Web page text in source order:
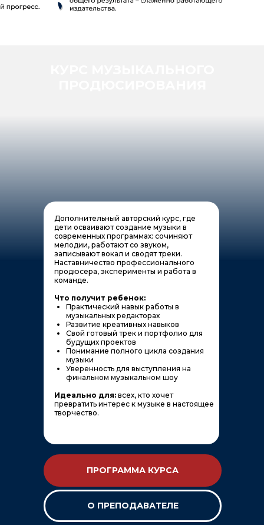
Дополнительный авторский курс, где
дети осваивают создание музыки в
современных программах: сочиняют
мелодии, работают со звуком,
записывают вокал и сводят треки.
Наставничество профессионального
продюсера, эксперименты и работа в
команде.
Что получит ребенок:
Практический навык работы в
музыкальных редакторах
Развитие креативных навыков
Свой готовый трек и портфолио для
будущих проектов
Понимание полного цикла создания
музыки
Уверенность для выступления на
финальном музыкальном шоу
Идеально для: всех, кто хочет
превратить интерес к музыке в настоящее
творчество.
ПРОГРАММА КУРСА
О ПРЕПОДАВАТЕЛЕ